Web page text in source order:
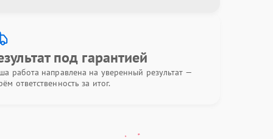
под гарантией
работа направлена на уверенный результат —
ответственность за итог.